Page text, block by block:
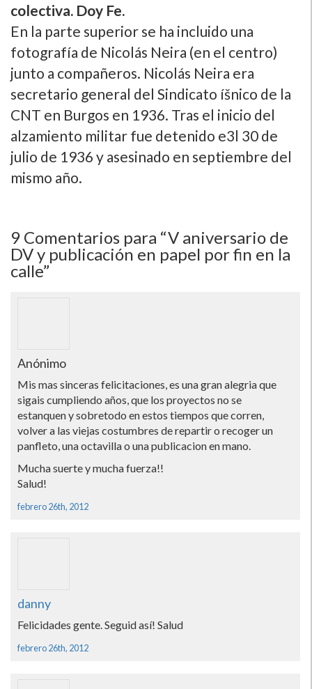
colectiva. Doy Fe.
En la parte superior se ha incluido una
fotografí­a de Nicolás Neira (en el centro)
junto a compañeros. Nicolás Neira era
secretario general del Sindicato íšnico de la
CNT en Burgos en 1936. Tras el inicio del
alzamiento militar fue detenido e3l 30 de
julio de 1936 y asesinado en septiembre del
mismo año.
9 Comentarios para “V aniversario de
DV y publicación en papel por fin en la
calle”
Anónimo
Mis mas sinceras felicitaciones, es una gran alegria que
sigais cumpliendo años, que los proyectos no se
estanquen y sobretodo en estos tiempos que corren,
volver a las viejas costumbres de repartir o recoger un
panfleto, una octavilla o una publicacion en mano.
Mucha suerte y mucha fuerza!!
Salud!
febrero 26th, 2012
danny
Felicidades gente. Seguid así­! Salud
febrero 26th, 2012